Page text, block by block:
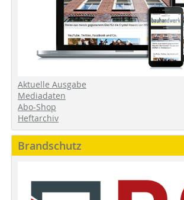
Aktuelle Ausgabe
Mediadaten
Abo-Shop
Heftarchiv
Brandschutz